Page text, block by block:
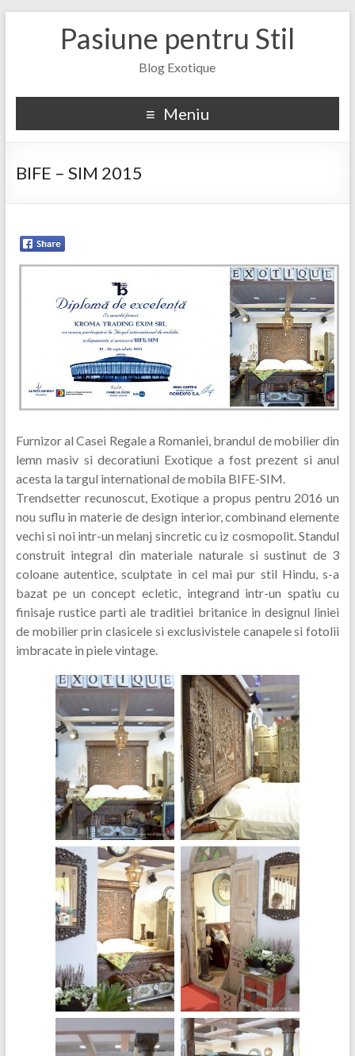
Pasiune pentru Stil
Blog Exotique
Meniu
BIFE – SIM 2015
Furnizor al Casei Regale a Romaniei, brandul de mobilier din
lemn masiv si decoratiuni Exotique a fost prezent si anul
acesta la targul international de mobila BIFE-SIM.
Trendsetter recunoscut, Exotique a propus pentru 2016 un
nou suflu in materie de design interior, combinand elemente
vechi si noi intr-un melanj sincretic cu iz cosmopolit.Standul
construit integral din materiale naturale si sustinut de 3
coloane autentice, sculptate in cel mai pur stil Hindu, s-a
bazat pe un concept ecletic, integrand intr-un spatiu cu
finisaje rustice parti ale traditiei britanice in designul liniei
de mobilier prin clasicele si exclusivistele canapele si fotolii
imbracate in piele vintage.